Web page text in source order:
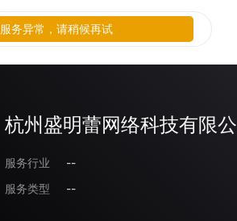
杭州盛明蕾网络科技有限
服务行业
--
服务类型
--
服务异常，请稍候再试